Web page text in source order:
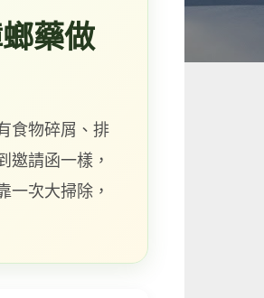
藥做
食物碎屑、排
邀請函一樣，
一次大掃除，